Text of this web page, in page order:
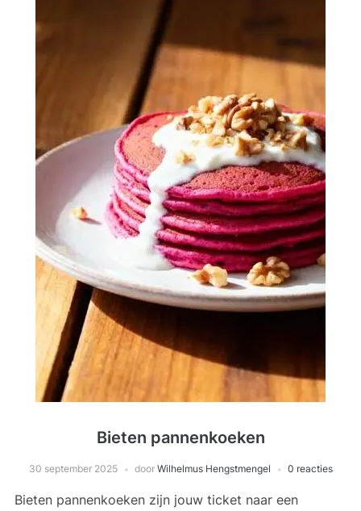
Bieten pannenkoeken
30 september 2025 door Wilhelmus Hengstmengel 0 reacties
Bieten pannenkoeken zijn jouw ticket naar een